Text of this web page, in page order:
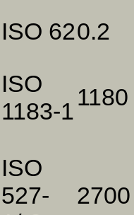
ISO 620.2
ISO
1183-1
1180
ISO
527-
2700